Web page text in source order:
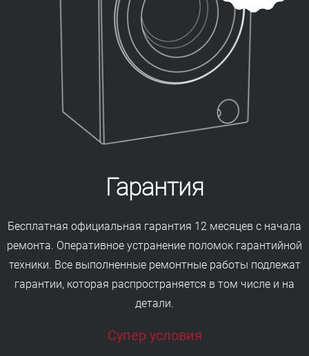
Гарантия
Бесплатная официальная гарантия 12 месяцев с начала
ремонта. Оперативное устранение поломок гарантийной
техники. Все выполненные ремонтные работы подлежат
гарантии, которая распространяется в том числе и на
детали.
Супер условия